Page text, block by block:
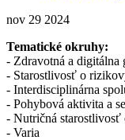
nov 29 2024
Tematické okruhy:
- Zdravotná a digitálna
- Starostlivosť o
- Interdisciplinárna
- Pohybová aktivita a
- Nutričná starostlivosť
- Varia